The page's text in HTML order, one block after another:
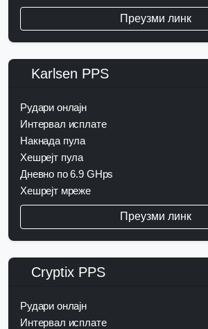
Преузми линк
Karlsen PPS
Рудари онлајн
Интервал исплате
Накнада пула
Хешрејт пула
Дневно по 6.9 GHps
Хешрејт мреже
Преузми линк
Cryptix PPS
Рудари онлајн
Интервал исплате